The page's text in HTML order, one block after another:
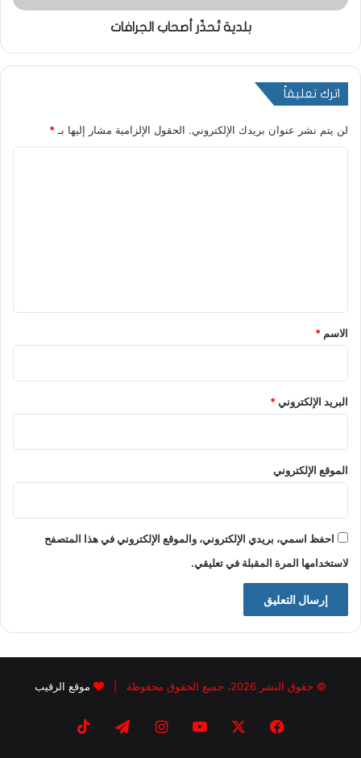
بلدية تُحذّر أصحاب الجرافات
اترك تعليقاً
لن يتم نشر عنوان بريدك الإلكتروني. الحقول الإلزامية مشار إليها بـ*
*
الاسم *
البريد الإلكتروني*
الموقع الإلكتروني
احفظ اسمي، بريدي الإلكتروني، والموقع الإلكتروني في هذا المتصفح
لاستخدامها المرة المقبلة في تعليقي.
© حقوق النشر 2026، جميع الحقوق محفوظة | موقع الرقيب
فيسبوك يوتيوب انستقرام تيلقرام